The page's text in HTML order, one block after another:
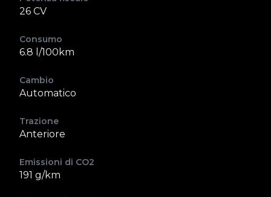
26 CV
Consumo
6.8 l/100km
Cambio
Automatico
Trazione
Anteriore
Emissioni di CO2
191 g/km